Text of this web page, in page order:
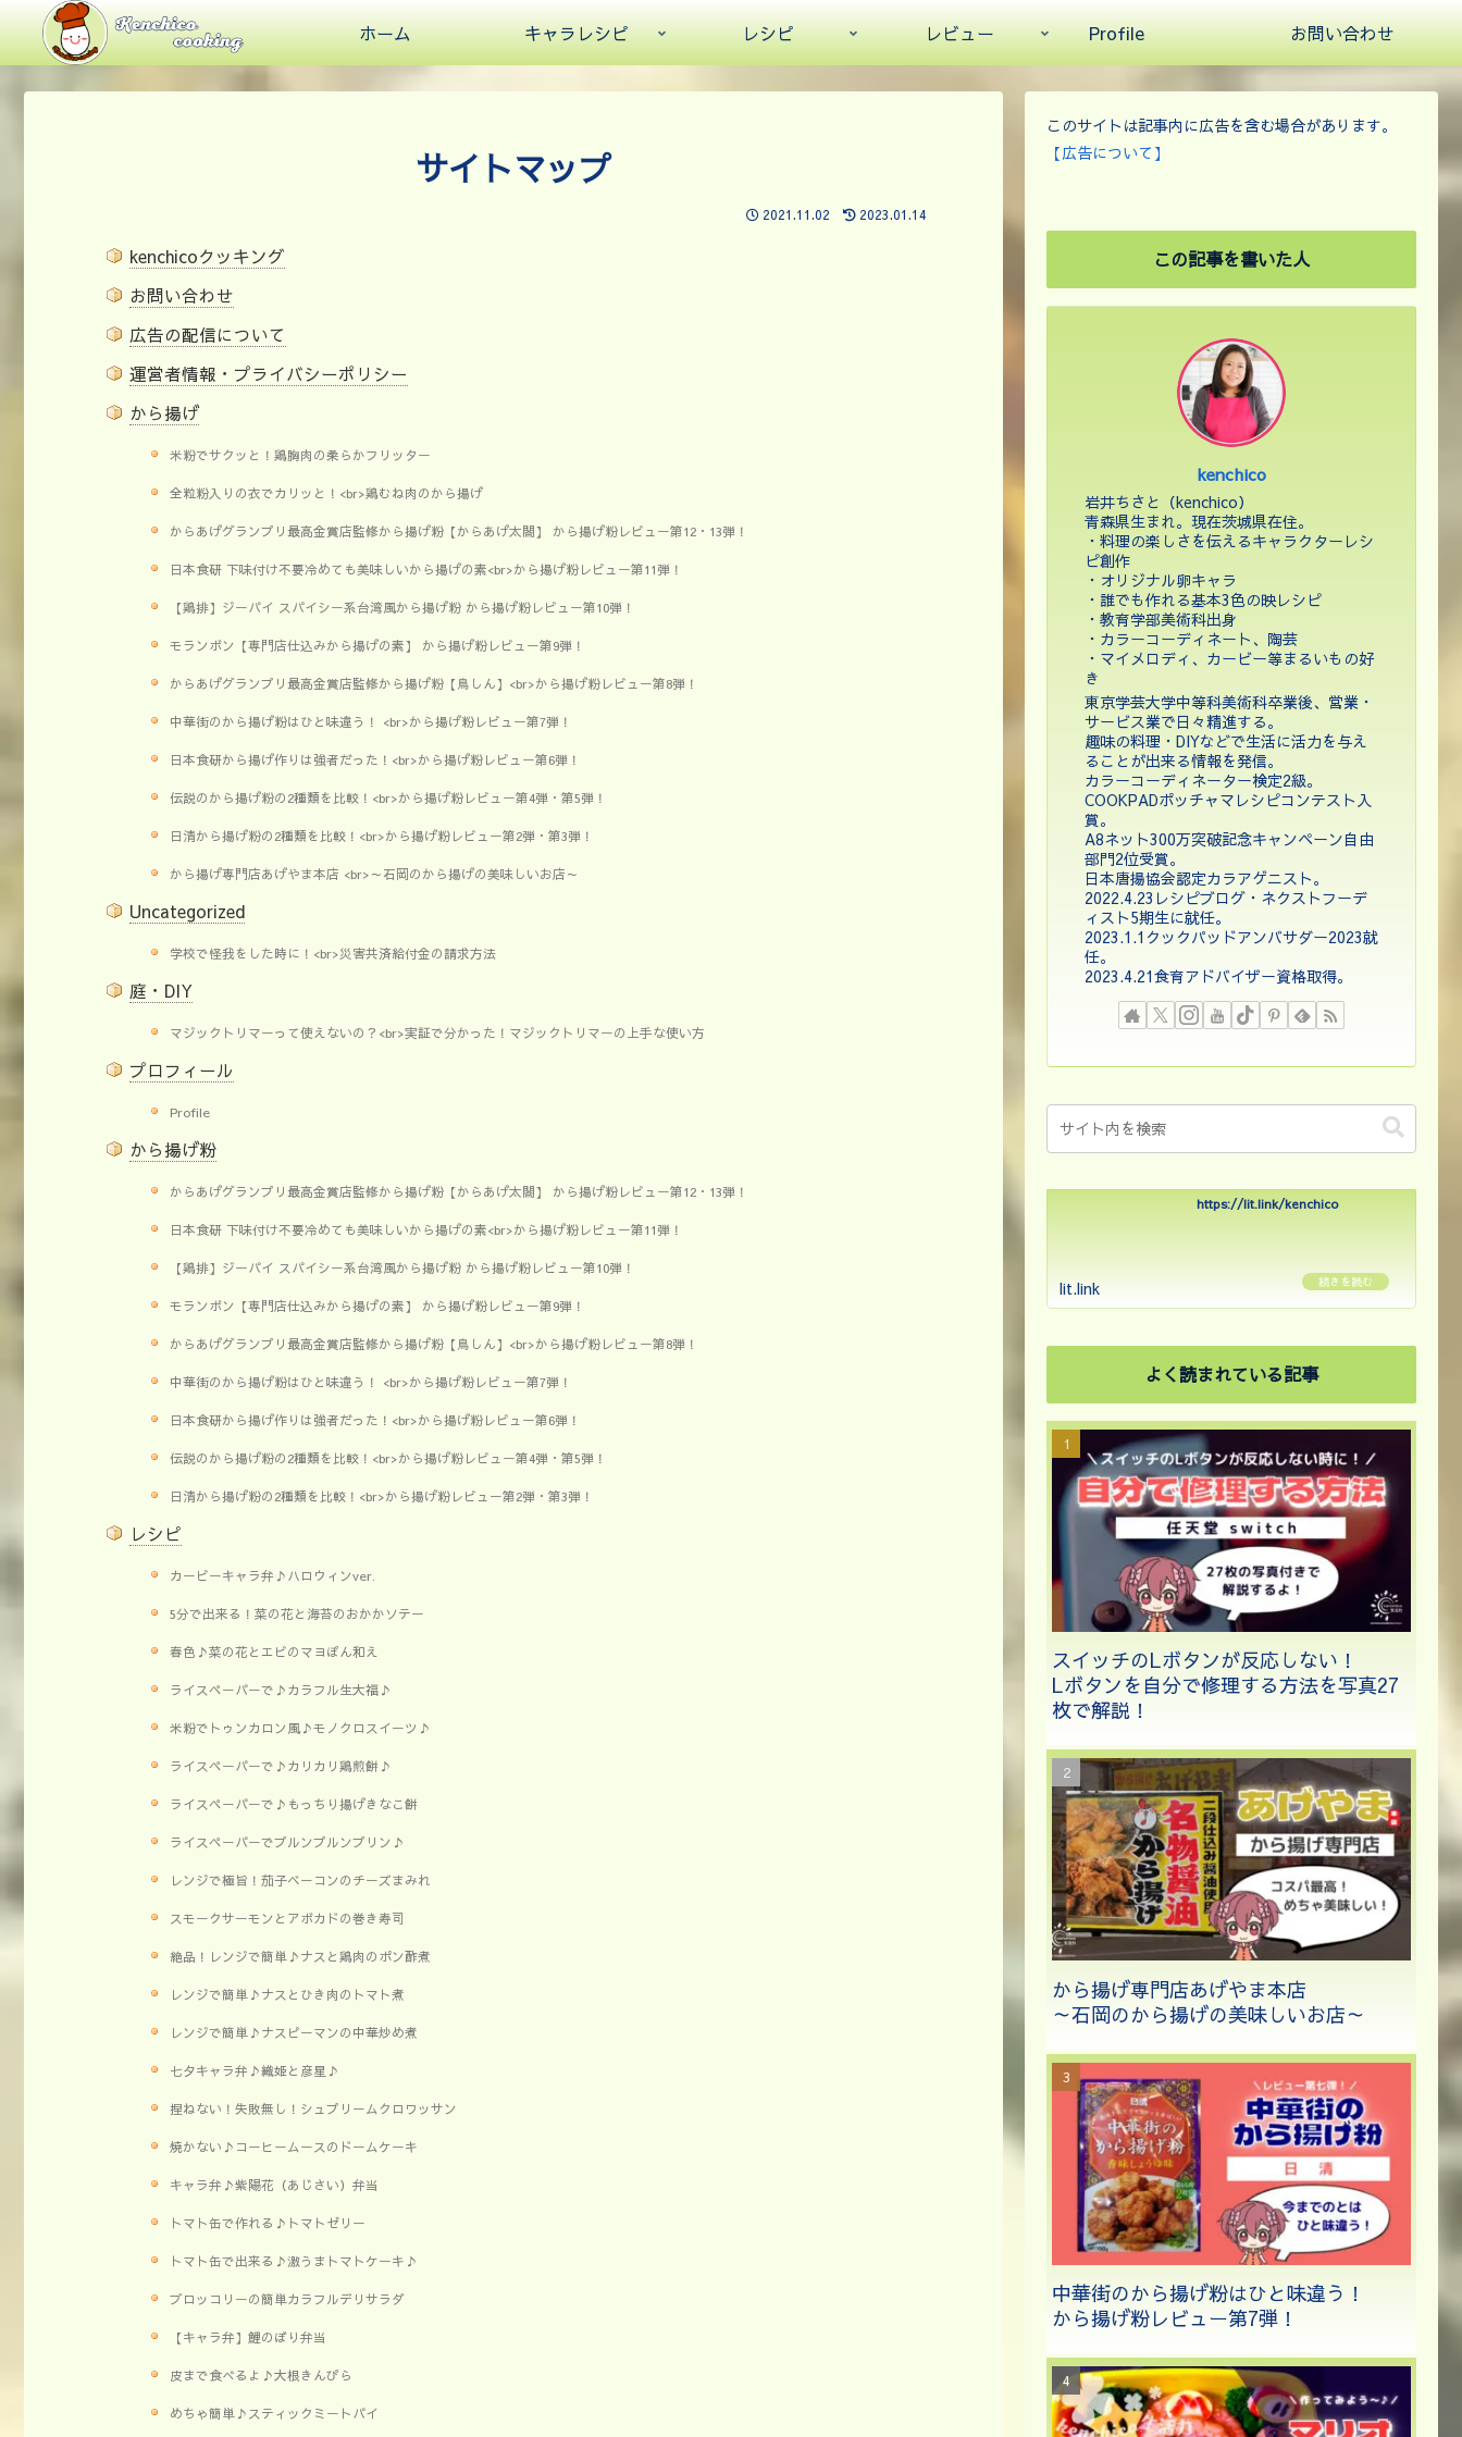
ホーム キャラレシピ レシピ レビュー Profile お問い合わせ
サイトマップ
2021.11.02 2023.01.14
kenchicoクッキング
お問い合わせ
広告の配信について
運営者情報・プライバシーポリシー
から揚げ
米粉でサクッと！鶏胸肉の柔らかフリッター
全粒粉入りの衣でカリッと！<br>鶏むね肉のから揚げ
からあげグランプリ最高金賞店監修から揚げ粉【からあげ太閤】 から揚げ粉レビュー第12・13弾！
日本食研 下味付け不要冷めても美味しいから揚げの素<br>から揚げ粉レビュー第11弾！
【鶏排】ジーパイ スパイシー系台湾風から揚げ粉 から揚げ粉レビュー第10弾！
モランボン【専門店仕込みから揚げの素】 から揚げ粉レビュー第9弾！
からあげグランプリ最高金賞店監修から揚げ粉【鳥しん】<br>から揚げ粉レビュー第8弾！
中華街のから揚げ粉はひと味違う！ <br>から揚げ粉レビュー第7弾！
日本食研から揚げ作りは強者だった！<br>から揚げ粉レビュー第6弾！
伝説のから揚げ粉の2種類を比較！<br>から揚げ粉レビュー第4弾・第5弾！
日清から揚げ粉の2種類を比較！<br>から揚げ粉レビュー第2弾・第3弾！
から揚げ専門店あげやま本店 <br>～石岡のから揚げの美味しいお店～
Uncategorized
学校で怪我をした時に！<br>災害共済給付金の請求方法
庭・DIY
マジックトリマーって使えないの？<br>実証で分かった！マジックトリマーの上手な使い方
プロフィール
Profile
から揚げ粉
からあげグランプリ最高金賞店監修から揚げ粉【からあげ太閤】 から揚げ粉レビュー第12・13弾！
日本食研 下味付け不要冷めても美味しいから揚げの素<br>から揚げ粉レビュー第11弾！
【鶏排】ジーパイ スパイシー系台湾風から揚げ粉 から揚げ粉レビュー第10弾！
モランボン【専門店仕込みから揚げの素】 から揚げ粉レビュー第9弾！
からあげグランプリ最高金賞店監修から揚げ粉【鳥しん】<br>から揚げ粉レビュー第8弾！
中華街のから揚げ粉はひと味違う！ <br>から揚げ粉レビュー第7弾！
日本食研から揚げ作りは強者だった！<br>から揚げ粉レビュー第6弾！
伝説のから揚げ粉の2種類を比較！<br>から揚げ粉レビュー第4弾・第5弾！
日清から揚げ粉の2種類を比較！<br>から揚げ粉レビュー第2弾・第3弾！
レシピ
カービーキャラ弁♪ハロウィンver.
5分で出来る！菜の花と海苔のおかかソテー
春色♪菜の花とエビのマヨぽん和え
ライスペーパーで♪カラフル生大福♪
米粉でトゥンカロン風♪モノクロスイーツ♪
ライスペーパーで♪カリカリ鶏煎餅♪
ライスペーパーで♪もっちり揚げきなこ餅
ライスペーパーでプルンプルンプリン♪
レンジで極旨！茄子ベーコンのチーズまみれ
スモークサーモンとアボカドの巻き寿司
絶品！レンジで簡単♪ナスと鶏肉のポン酢煮
レンジで簡単♪ナスとひき肉のトマト煮
レンジで簡単♪ナスピーマンの中華炒め煮
七夕キャラ弁♪織姫と彦星♪
捏ねない！失敗無し！シュプリームクロワッサン
焼かない♪コーヒームースのドームケーキ
キャラ弁♪紫陽花（あじさい）弁当
トマト缶で作れる♪トマトゼリー
トマト缶で出来る♪激うまトマトケーキ♪
ブロッコリーの簡単カラフルデリサラダ
【キャラ弁】鯉のぼり弁当
皮まで食べるよ♪大根きんぴら
めちゃ簡単♪スティックミートパイ
このサイトは記事内に広告を含む場合があります。
【広告について】
この記事を書いた人
kenchico
岩井ちさと（kenchico）
青森県生まれ。現在茨城県在住。
・料理の楽しさを伝えるキャラクターレシ
ピ創作
・オリジナル卵キャラ
・誰でも作れる基本3色の映レシピ
・教育学部美術科出身
・カラーコーディネート、陶芸
・マイメロディ、カービー等まるいもの好
き
東京学芸大学中等科美術科卒業後、営業・
サービス業で日々精進する。
趣味の料理・DIYなどで生活に活力を与え
ることが出来る情報を発信。
カラーコーディネーター検定2級。
COOKPADポッチャマレシピコンテスト入
賞。
A8ネット300万突破記念キャンペーン自由
部門2位受賞。
日本唐揚協会認定カラアゲニスト。
2022.4.23レシピブログ・ネクストフーデ
ィスト5期生に就任。
2023.1.1クックパッドアンバサダー2023就
任。
2023.4.21食育アドバイザー資格取得。
https://lit.link/kenchico
lit.link
よく読まれている記事
スイッチのLボタンが反応しない！
Lボタンを自分で修理する方法を写真27
枚で解説！
から揚げ専門店あげやま本店
～石岡のから揚げの美味しいお店～
中華街のから揚げ粉はひと味違う！
から揚げ粉レビュー第7弾！